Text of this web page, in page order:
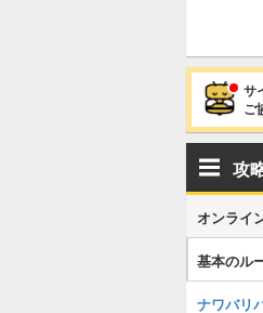
サ
ご
攻
オンライ
基本のル
ナワバリ